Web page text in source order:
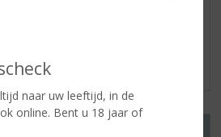
naar uw leeftijd, in de
online. Bent u 18 jaar of